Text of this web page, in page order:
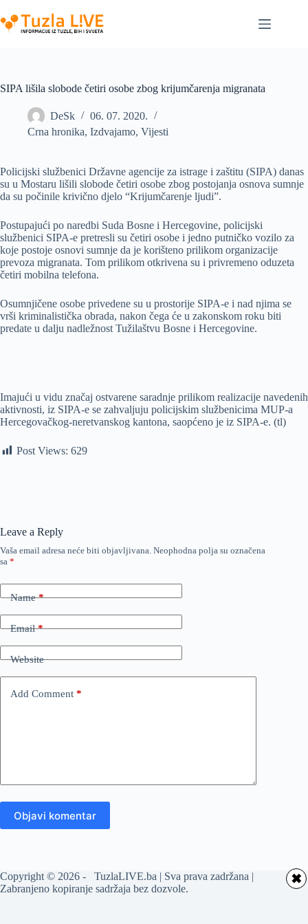
to
content
SIPA lišila slobode četiri osobe zbog krijumčarenja migranata
DeSk
06. 07. 2020.
Crna hronika, Izdvajamo, Vijesti
Policijski službenici Državne agencije za istrage i zaštitu (SIPA) danas
su u Mostaru lišili slobode četiri osobe zbog postojanja osnova sumnje
da su počinile krivično djelo “Krijumčarenje ljudi”.
Postupajući po naredbi Suda Bosne i Hercegovine, policijski
službenici SIPA-e pretresli su četiri osobe i jedno putničko vozilo za
koje postoje osnovi sumnje da je korišteno prilikom organizacije
prevoza migranata. Tom prilikom otkrivena su i privremeno oduzeta
četiri mobilna telefona.
Osumnjičene osobe privedene su u prostorije SIPA-e i nad njima se
vrši kriminalistička obrada, nakon čega će u zakonskom roku biti
predate u dalju nadležnost Tužilaštvu Bosne i Hercegovine.
Imajući u vidu značaj ostvarene saradnje prilikom realizacije navedenih
aktivnosti, iz SIPA-e se zahvaljuju policijskim službenicima MUP-a
Hercegovačkog-neretvanskog kantona, saopćeno je iz SIPA-e. (tl)
Post Views: 629
Leave a Reply
Vaša email adresa neće biti objavljivana. Neophodna polja su označena
sa *
Name*
Email*
Website
Add Comment *
Objavi komentar
Copyright © 2026 - TuzlaLIVE.ba | Sva prava zadržana |
Zabranjeno kopiranje sadržaja bez dozvole.
✖